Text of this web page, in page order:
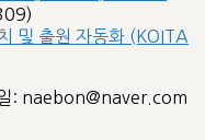
및 출원 자동화 (KOITA
: naebon@naver.com